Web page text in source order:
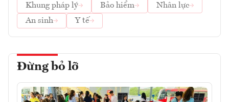
Khung pháp lý
Bảo hiểm
Nhân lực
An sinh
Y tế
Đừng bỏ lỡ